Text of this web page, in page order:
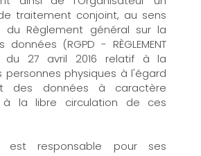
traitement conjoint, au sens
du Règlement général sur la
(RGPD - RÈGLEMENT
du 27 avril 2016 relatif à la
physiques à l'égard
des données à caractère
à la libre circulation de ces
est responsable pour ses